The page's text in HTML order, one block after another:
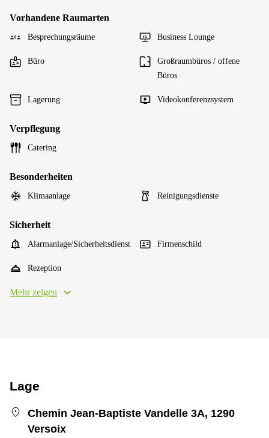
Vorhandene Raumarten
Besprechungsräume Business Lounge
Büro
Großraumbüros / offene
Büros
Lagerung Videokonferenzsystem
Verpflegung
Catering
Besonderheiten
Klimaanlage Reinigungsdienste
Sicherheit
Alarmanlage/Sicherheitsdienst Firmenschild
Rezeption
Mehr zeigen
Lage
Chemin Jean-Baptiste Vandelle 3A, 1290
Versoix